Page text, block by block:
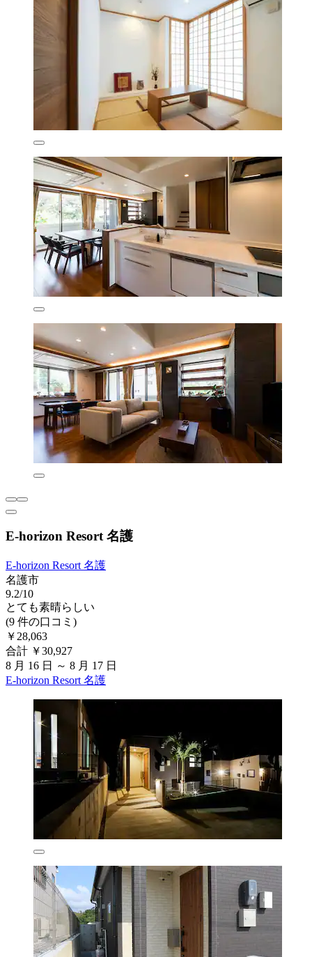
E-horizon Resort 名護
E-horizon Resort 名護
名護市
9.2/10
とても素晴らしい
(9 件の口コミ)
￥28,063
合計 ￥30,927
8 月 16 日 ～ 8 月 17 日
E-horizon Resort 名護